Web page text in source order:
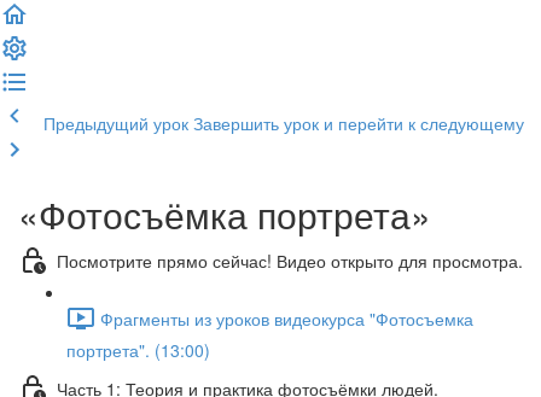
Предыдущий урок Завершить урок и перейти к следующему
«Фотосъёмка портрета»
Посмотрите прямо сейчас! Видео открыто для просмотра.
Фрагменты из уроков видеокурса "Фотосъемка
портрета". (13:00)
Часть 1: Теория и практика фотосъёмки людей.